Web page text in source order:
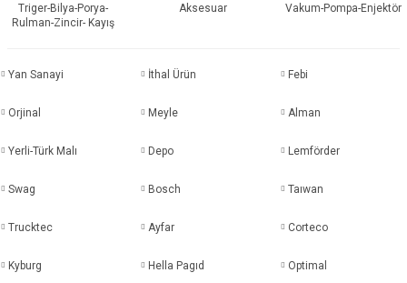
Triger-Bilya-Porya-
Rulman-Zincir- Kayış
Aksesuar Vakum-Pompa-Enjektör
Yan Sanayi İthal Ürün Febi
Orjinal Meyle Alman
Yerli-Türk Malı Depo Lemförder
Swag Bosch Taıwan
Trucktec Ayfar Corteco
Kyburg Hella Pagıd Optimal